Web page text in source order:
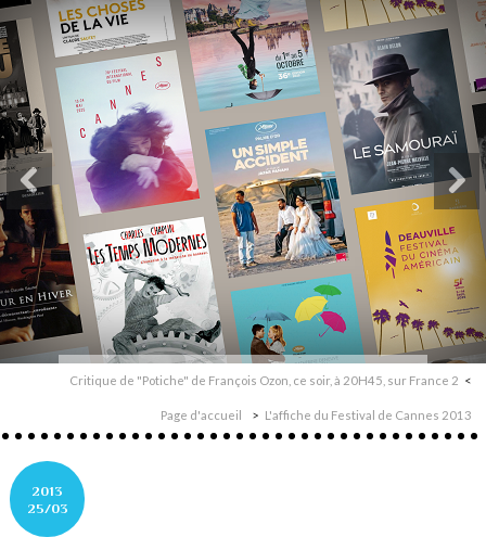
Critique de "Potiche" de François Ozon, ce soir, à 20H45, sur France 2
Page d'accueil L'affiche du Festival de Cannes 2013
2013
25/03